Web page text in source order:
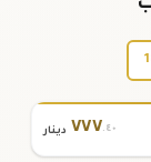
٧٧٧.٤٠ دينار